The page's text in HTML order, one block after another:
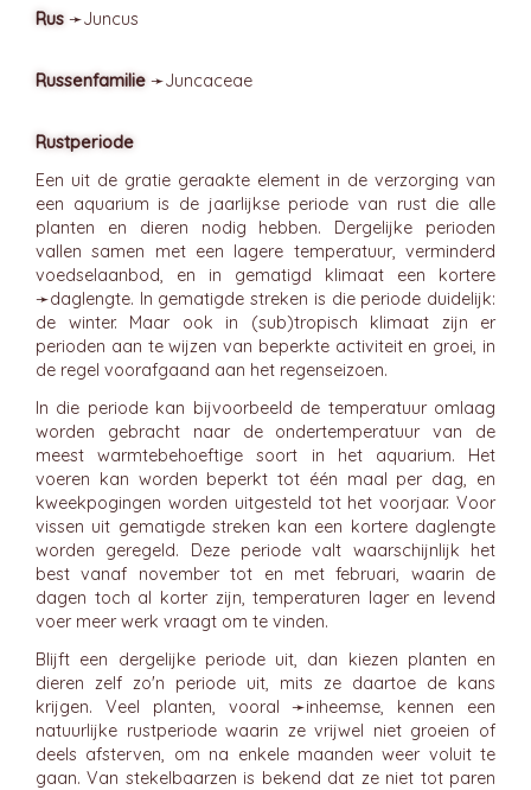
Rus ➛Juncus
Russenfamilie ➛Juncaceae
Rustperiode
Een uit de gratie geraakte element in de verzorging van
een aquarium is de jaarlijkse periode van rust die alle
planten en dieren nodig hebben. Dergelijke perioden
vallen samen met een lagere temperatuur, verminderd
voedselaanbod, en in gematigd klimaat een kortere
➛daglengte. In gematigde streken is die periode duidelijk:
de winter. Maar ook in (sub)tropisch klimaat zijn er
perioden aan te wijzen van beperkte activiteit en groei, in
de regel voorafgaand aan het regenseizoen.
In die periode kan bijvoorbeeld de temperatuur omlaag
worden gebracht naar de ondertemperatuur van de
meest warmtebehoeftige soort in het aquarium. Het
voeren kan worden beperkt tot één maal per dag, en
kweekpogingen worden uitgesteld tot het voorjaar. Voor
vissen uit gematigde streken kan een kortere daglengte
worden geregeld. Deze periode valt waarschijnlijk het
best vanaf november tot en met februari, waarin de
dagen toch al korter zijn, temperaturen lager en levend
voer meer werk vraagt om te vinden.
Blijft een dergelijke periode uit, dan kiezen planten en
dieren zelf zo'n periode uit, mits ze daartoe de kans
krijgen. Veel planten, vooral ➛inheemse, kennen een
natuurlijke rustperiode waarin ze vrijwel niet groeien of
deels afsterven, om na enkele maanden weer voluit te
gaan. Van stekelbaarzen is bekend dat ze niet tot paren